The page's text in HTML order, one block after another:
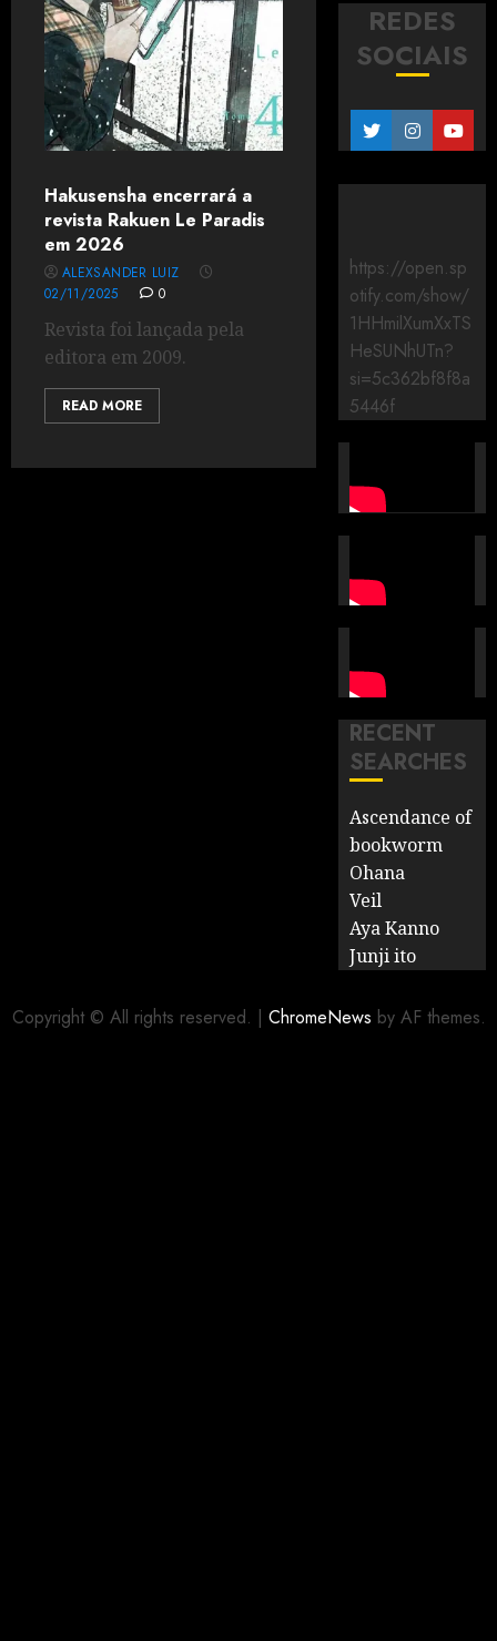
Hakusensha encerrará a
revista Rakuen Le Paradis
em 2026
ALEXSANDER LUIZ
02/11/2025
0
Revista foi lançada pela
editora em 2009.
READ MORE
REDES
SOCIAIS
https://open.sp
otify.com/show/
1HHmilXumXxTS
HeSUNhUTn?
si=5c362bf8f8a
5446f
RECENT
SEARCHES
Ascendance of
bookworm
Ohana
Veil
Aya Kanno
Junji ito
Copyright © All rights reserved. | ChromeNews by AF themes.